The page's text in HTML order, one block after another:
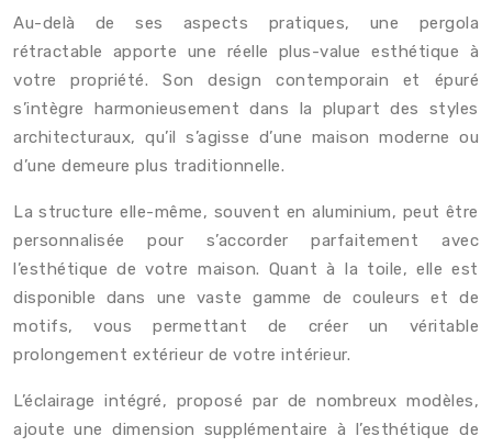
Au-delà de ses aspects pratiques, une pergola
rétractable apporte une réelle plus-value esthétique à
votre propriété. Son design contemporain et épuré
s’intègre harmonieusement dans la plupart des styles
architecturaux, qu’il s’agisse d’une maison moderne ou
d’une demeure plus traditionnelle.
La structure elle-même, souvent en aluminium, peut être
personnalisée pour s’accorder parfaitement avec
l’esthétique de votre maison. Quant à la toile, elle est
disponible dans une vaste gamme de couleurs et de
motifs, vous permettant de créer un véritable
prolongement extérieur de votre intérieur.
L’éclairage intégré, proposé par de nombreux modèles,
ajoute une dimension supplémentaire à l’esthétique de